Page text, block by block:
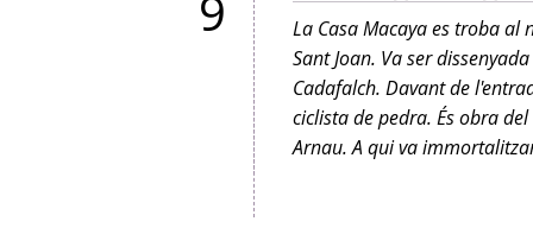
9
La Casa Macaya es troba al
Sant Joan. Va ser
Cadafalch. Davant de
ciclista de pedra. És obra
Arnau. A qui va